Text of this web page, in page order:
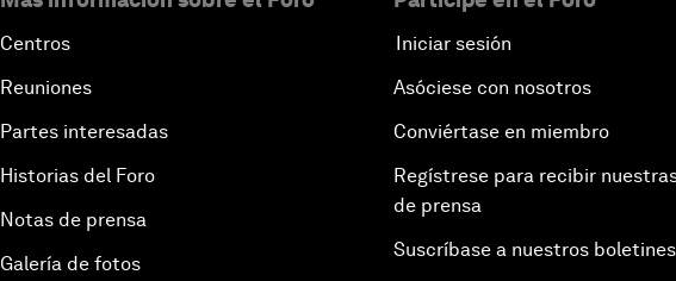
Centros
Reuniones
Partes interesadas
Historias del Foro
Notas de prensa
Galería de fotos
Iniciar sesión
Asóciese con nosotros
Conviértase en miembro
Regístrese para recibir
de prensa
Suscríbase a nuestros boletines